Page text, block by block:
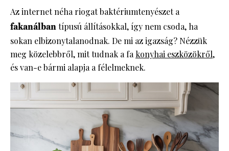
Az internet néha riogat baktériumtenyészet a
fakanálban típusú állításokkal, így nem csoda, ha
sokan elbizonytalanodnak. De mi az igazság? Nézzük
meg közelebbről, mit tudnak a fa konyhai eszközökről,
és van-e bármi alapja a félelmeknek.